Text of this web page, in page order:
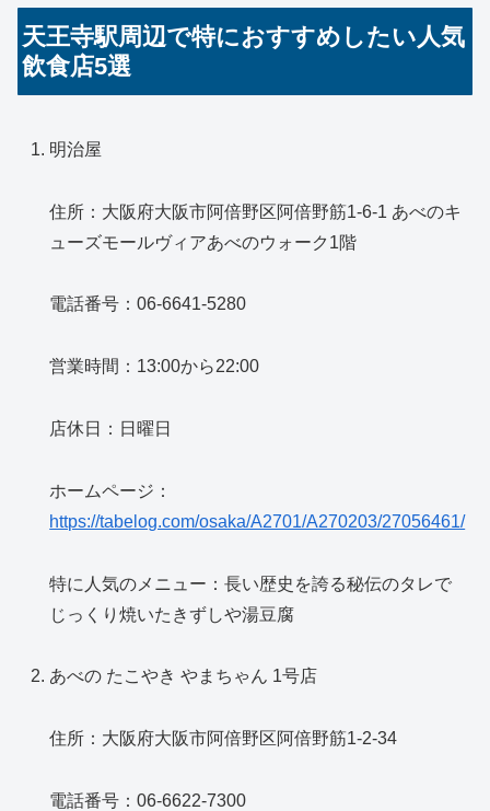
天王寺駅周辺で特におすすめしたい人気
飲食店5選
明治屋
住所：大阪府大阪市阿倍野区阿倍野筋1-6-1 あべのキ
ューズモールヴィアあべのウォーク1階
電話番号：06-6641-5280
営業時間：13:00から22:00
店休日：日曜日
ホームページ：
https://tabelog.com/osaka/A2701/A270203/27056461/
特に人気のメニュー：長い歴史を誇る秘伝のタレで
じっくり焼いたきずしや湯豆腐
あべの たこやき やまちゃん 1号店
住所：大阪府大阪市阿倍野区阿倍野筋1-2-34
電話番号：06-6622-7300